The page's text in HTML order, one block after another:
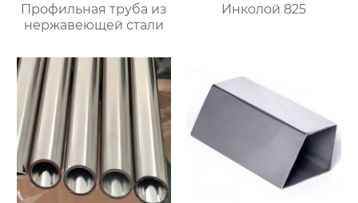
Профильная труба из
нержавеющей стали
Инколой 825